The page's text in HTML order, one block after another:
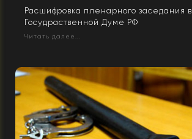
Расшифровка пленарного заседания в
Госудраственной Думе РФ
Читать далее...